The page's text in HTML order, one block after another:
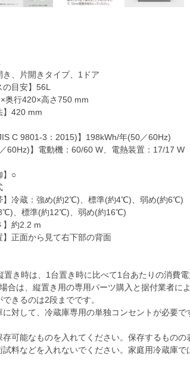
き、片開きタイプ、1ドア
の目安】56L
奥行420×高さ750 mm
】420 mm
C 9801-3：2015)】198kWh/年(50／60Hz)
60Hz)】電動機：60/60 W、電熱装置：17/17 W
】○
】冷蔵：強め(約2℃)、標準(約4℃)、弱め(約6℃)
、標準(約12℃)、弱め(約16℃)
】約2.2 m
】正面から見て右下部の背面
き時は、1台置き時に比べて1台あたりの消費電
合は、縦置き用の専用パーツ購入と据付業者に
きるのは2段までです。
対して、冷蔵庫専用の単独コンセントが必要で
可能なものを入れてください。保存するもの
料などを入れないでください。家庭用冷蔵庫で